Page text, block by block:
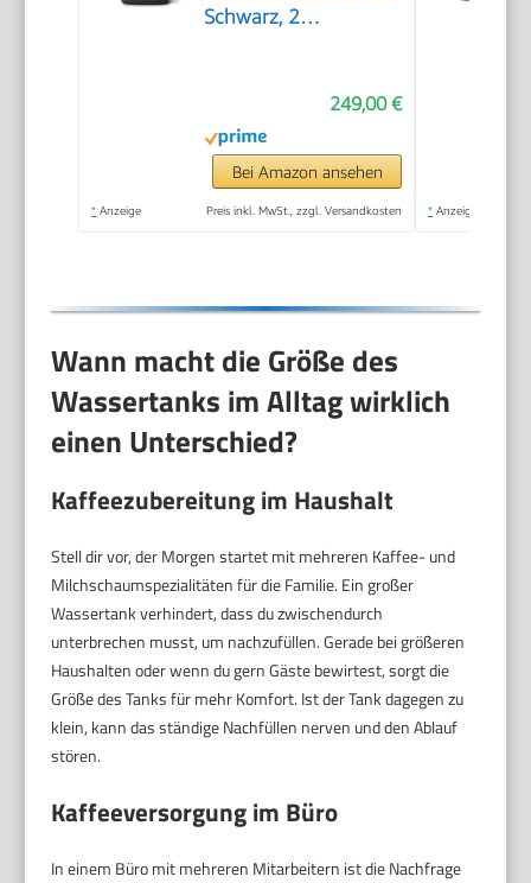
Schwarz, 2
249,00 €
Bei Amazon ansehen
* Anzeige Preis inkl. MwSt., zzgl. Versandkosten * Anzeige
Wann macht die Größe des
Wassertanks im Alltag wirklich
einen Unterschied?
Kaffeezubereitung im Haushalt
Stell dir vor, der Morgen startet mit mehreren Kaffee- und
Milchschaumspezialitäten für die Familie. Ein großer
Wassertank verhindert, dass du zwischendurch
unterbrechen musst, um nachzufüllen. Gerade bei größeren
Haushalten oder wenn du gern Gäste bewirtest, sorgt die
Größe des Tanks für mehr Komfort. Ist der Tank dagegen zu
klein, kann das ständige Nachfüllen nerven und den Ablauf
stören.
Kaffeeversorgung im Büro
In einem Büro mit mehreren Mitarbeitern ist die Nachfrage